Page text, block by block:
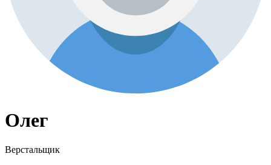
Олег
Верстальщик